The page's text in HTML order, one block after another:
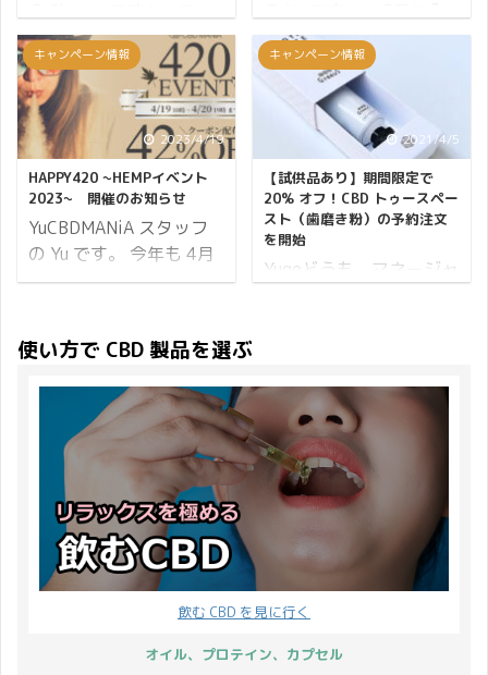
くなってしまったりもす
るのではないでしょう
か、、 心中お察ししま
す。Natsu そこで
CBDMANiA では増税前の
プレゼントキャンペーン
を緊急開催することに決
定いたしました！！ それ
では【緊急開催】増税前
のプレゼントキャ ...
プレゼントいたします！
それでは詳細です。 ハッ
ピーバレンタイン企画の
内容 プレゼント商品は
CBD グミ CBDfx HEMP
GUMMIES MIXED BERRY
8CT 商品ページを確認す
る 1粒に 5m ...
ー、ライターのSheenaで
す♪ 突然ですが、今プロ
テインが熱いんです！ モ
デルさんのダイエットの
イメージとして思い浮か
ぶのが食べないダイエッ
トですが、今やこのよう
なダイエットを行なって
いるモデルは少ないとい
なく、健康なお肌や髪な
不足してしまいます。 近
年、最も注目されている
のがプロテインと適切な
エクササイズやトレーニ
ングによるボディメイク
です。 そこで本記事 ...
りました。 藤棚の見事さ
に、思わず足を止めて見
入ってしまう季節です。
そしてゴールデンウィー
ク真っただ中です。 皆さ
まいかがお過ごしでしょ
うか。 5月は辛い花粉症
が終了するシーズン、そ
して個人的に誕生月でも
あるので笑 大好きな月で
年 ゴールデンウィークキ
ャンペーン も開催したの
でお知らせいたします！
大人気のニコちゃんグミ
から、「NIGHT」 ...
キャンペーン情報
2023/4/19
HAPPY420 ~HEMPイベント
2023~ 開催のお知らせ
YuCBDMANiA スタッフ
の Yu です。 今年も 4月
20日がやってきます！
を指す言葉として使われ
ることがあります。 調べ
るとたくさんの説があり
ます。 カリフォルニア州
の高校の生徒たちが、放
課後の4時20分に大麻を
吸うために集合していた
ことから由来していると
いう説があったり… カナ
ダのある土地に大麻が自
生していて、後に整備さ
れたそこの道が
キャンペーン情報
2021/4/5
【試供品あり】期間限定で
20% オフ！CBD トゥースペー
スト（歯磨き粉）の予約注文
を開始
Yugeどうも、マネージャ
月5日より予約注文の受
付を開始。 販売を記念し
て 20% オフでご提供い
たします。 それでは詳細
です。 CBD トゥースペ
ーストのご予約ページ
CBD トゥースペーストの
商品ページをご案内しま
す。 Greeus CBD
ンプ由来のCBD（カンナ
使い方で CBD 製品を選ぶ
飲む CBD を見に行く
オイル、プロテイン、カプセル